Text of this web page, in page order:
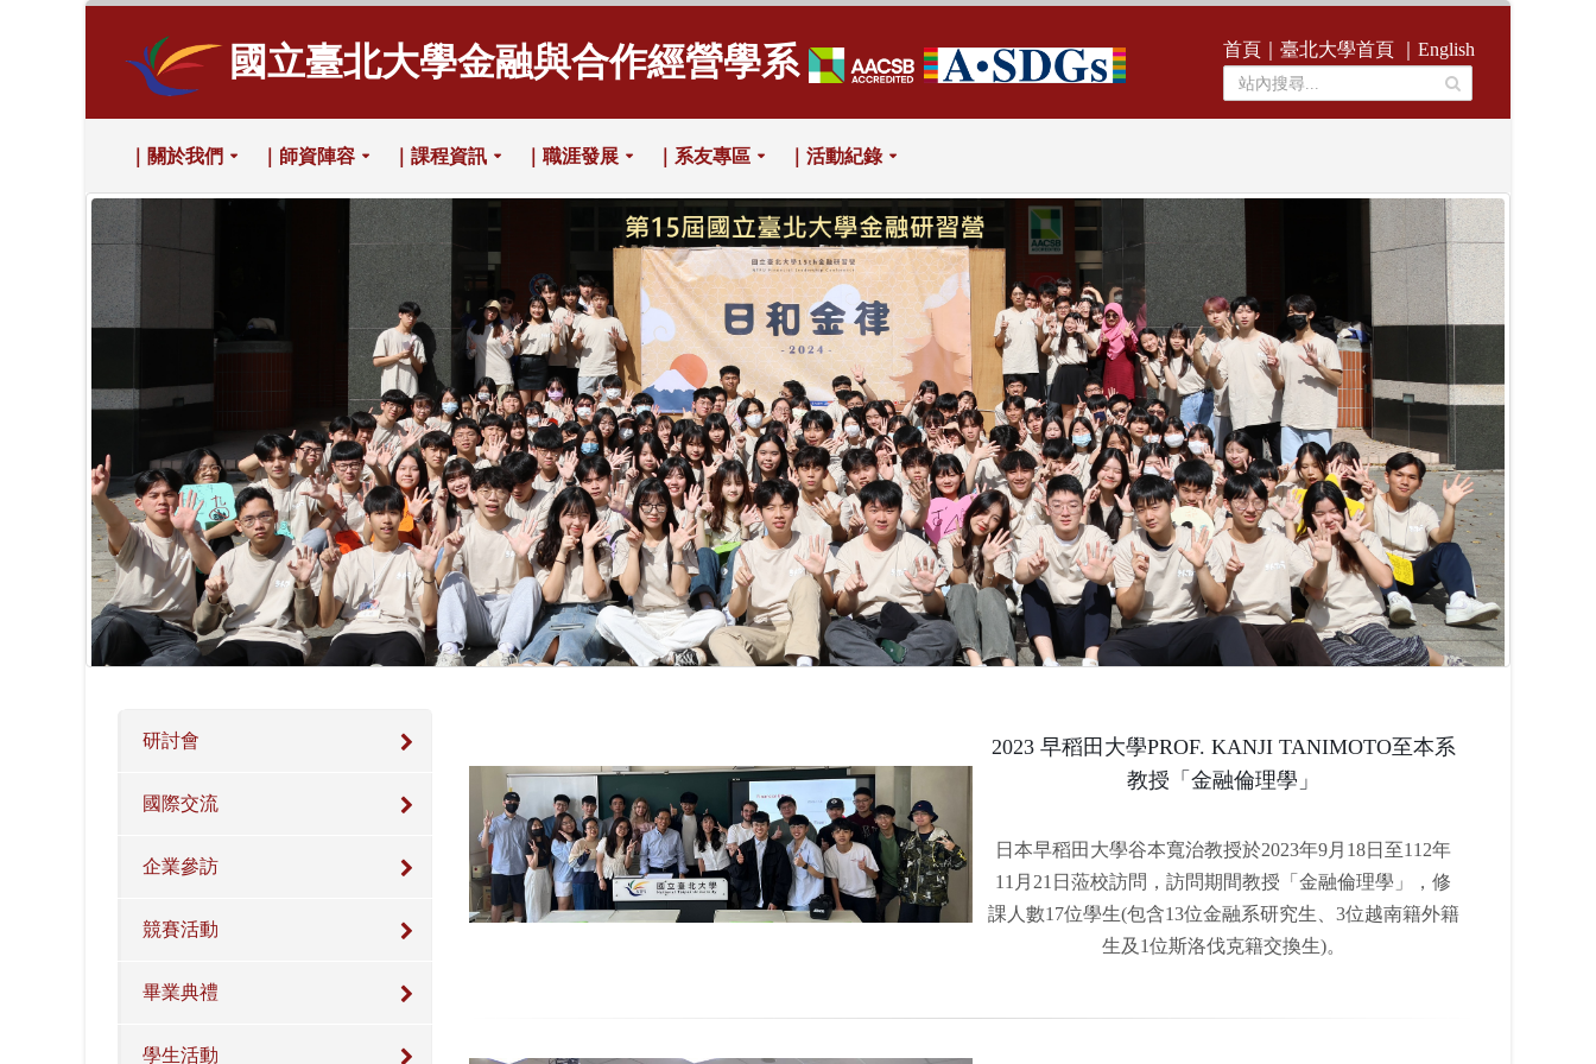
國立臺北大學金融與合作經營學系 首頁 臺北大學首頁 English
｜關於我們 ｜師資陣容 ｜課程資訊 ｜職涯發展 ｜系友專區 ｜活動紀錄
研討會
國際交流
企業參訪
競賽活動
畢業典禮
學生活動
2023 早稻田大學PROF. KANJI TANIMOTO至本系
教授「金融倫理學」
日本早稻田大學谷本寬治教授於2023年9月18日至112年
11月21日蒞校訪問，訪問期間教授「金融倫理學」，修
課人數17位學生(包含13位金融系研究生、3位越南籍外籍
生及1位斯洛伐克籍交換生)。